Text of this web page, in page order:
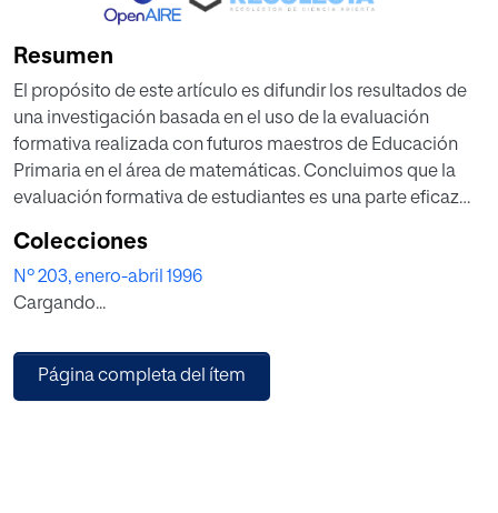
Resumen
El propósito de este artículo es difundir los resultados de
una investigación basada en el uso de la evaluación
formativa realizada con futuros maestros de Educación
Primaria en el área de matemáticas. Concluimos que la
evaluación formativa de estudiantes es una parte eficaz
Colecciones
Nº 203, enero-abril 1996
Cargando...
Página completa del ítem